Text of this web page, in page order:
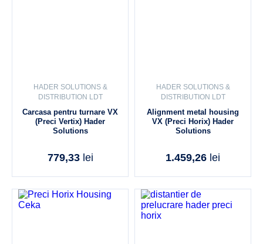
HADER SOLUTIONS &
DISTRIBUTION LDT
Carcasa pentru turnare VX
(Preci Vertix) Hader
Solutions
779,33 lei
HADER SOLUTIONS &
DISTRIBUTION LDT
Alignment metal housing
VX (Preci Horix) Hader
Solutions
1.459,26 lei